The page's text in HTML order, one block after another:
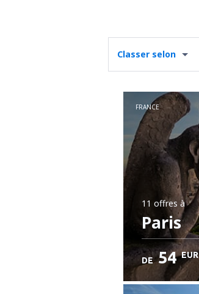
Classer selon
FRANCE
11 offres à
Paris
DE 54 EUR